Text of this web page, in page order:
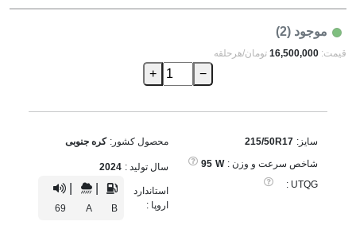
موجود (2)
قیمت: 16,500,000 تومان/هرحلقه
−
+
سایز: 215/50R17
شاخص سرعت و وزن : W
95
UTQG :
محصول کشور: کره جنوبی
سال تولید : 2024
استاندارد
اروپا :
B
A
69